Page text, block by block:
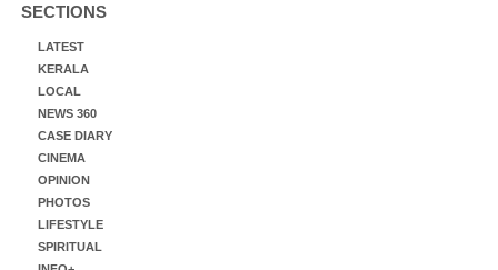
SECTIONS
LATEST
KERALA
LOCAL
NEWS 360
CASE DIARY
CINEMA
OPINION
PHOTOS
LIFESTYLE
SPIRITUAL